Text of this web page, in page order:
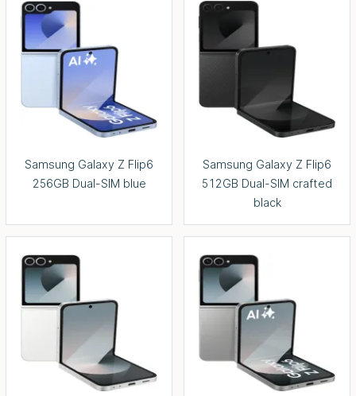
Samsung Galaxy Z Flip6
256GB Dual-SIM blue
Samsung Galaxy Z Flip6
512GB Dual-SIM crafted
black